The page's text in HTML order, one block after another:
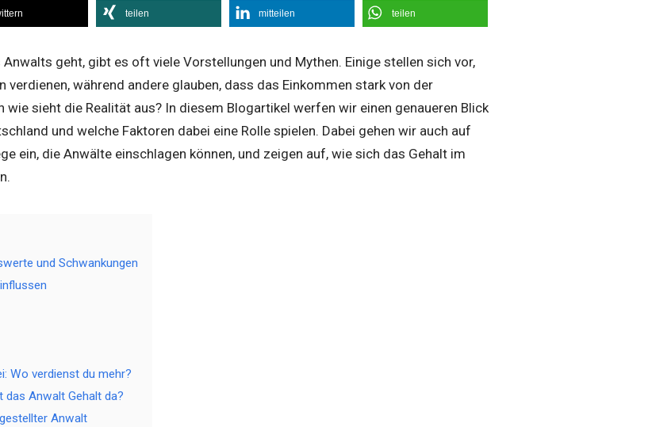
teilen mitteilen teilen
geht, gibt es oft viele Vorstellungen und Mythen. Einige stellen sich vor,
verdienen, während andere glauben, dass das Einkommen stark von der
wie sieht die Realität aus? In diesem Blogartikel werfen wir einen genaueren Blick
und welche Faktoren dabei eine Rolle spielen. Dabei gehen wir auch auf
ein, die Anwälte einschlagen können, und zeigen auf, wie sich das Gehalt im
und Schwankungen
Wo verdienst du mehr?
das Anwalt Gehalt da?
Anwalt